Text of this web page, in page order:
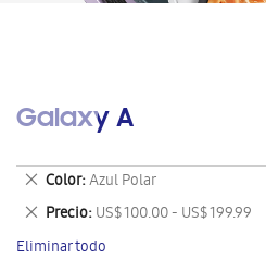
Galaxy A
Color Azul Polar
Eliminar
este
artículo
Precio US$ 100.00 - US$ 199.99
Eliminar
este
Eliminar todo